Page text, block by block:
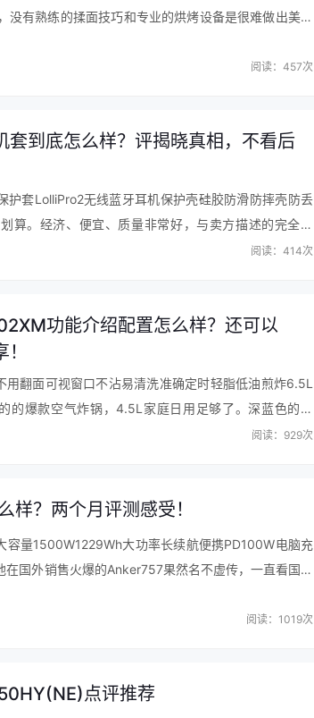
有熟练的揉面技巧和专业的烘烤设备是很难做出美味
阅读：457次
套到底怎么样？评揭晓真相，不看后
护套LolliPro2无线蓝牙耳机保护壳硅胶防滑防摔壳防丢
算。经济、便宜、质量非常好，与卖方描述的完全一
超划算，划算，购物比实体店便宜多了，非常满意网上
阅读：414次
功能介绍配置怎么样？还可以
翻面可视窗口不沾易清洗准确定时轻脂低油煎炸6.5L
的爆款空气炸锅，4.5L家庭日用足够了。深蓝色的机
高端大气上档次。能做很多种美食，利用空气炸，…
阅读：929次
样？两个月评测感受！
容量1500W1229Wh大功率长续航便携PD100W电脑充
在国外销售火爆的Anker757果然名不虚传，一直看国外
阅读：1019次
点评推荐